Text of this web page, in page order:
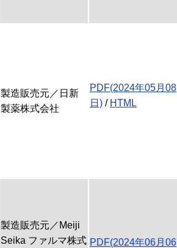
製造販売元／日新
製薬株式会社
PDF(2024年05月08
日) / HTML
製造販売元／Meiji
Seika ファルマ株式 PDF(2024年06月06